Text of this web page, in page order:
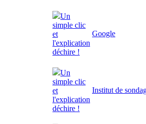
Un
simple clic
et
l'explication
déchire !
Google
Un
simple clic
et
l'explication
déchire !
Institut de